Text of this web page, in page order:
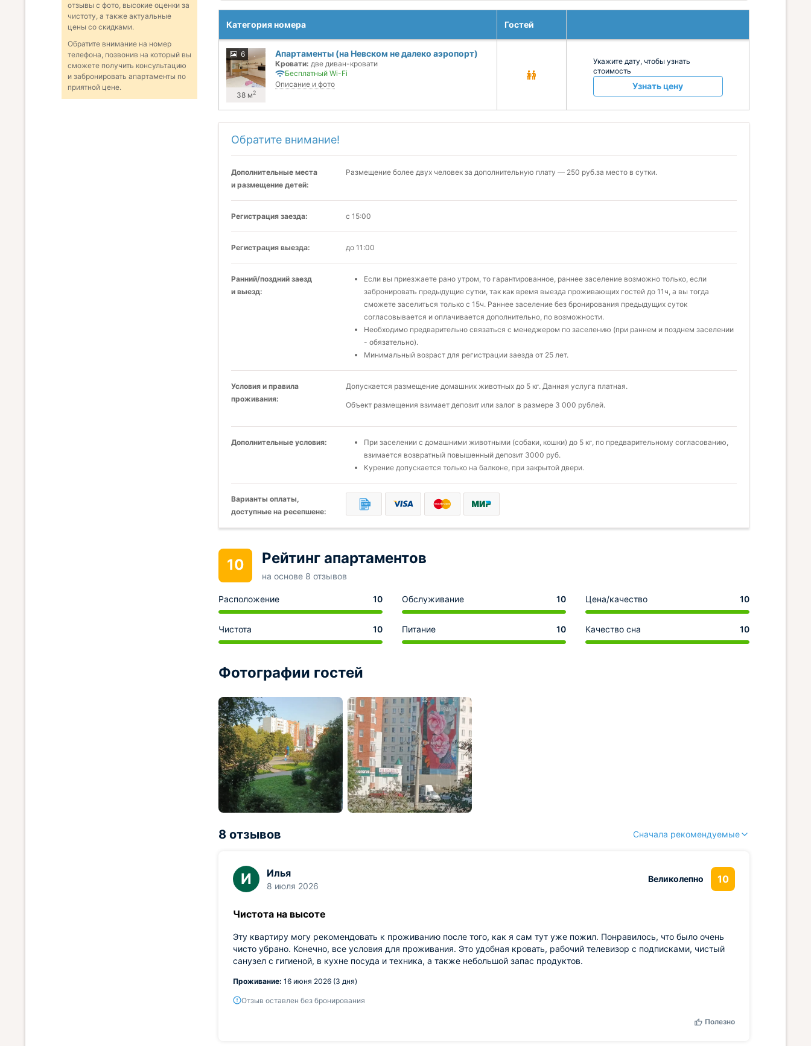
Категория номера Гостей
6
38 м2
Апартаменты (на Невском не далеко аэропорт)
Кровати: две диван-кровати
Бесплатный Wi-Fi
Описание и фото
Укажите дату, чтобы узнать
стоимость
Узнать цену
Обратите внимание!
Дополнительные места
и размещение детей:
Размещение более двух человек за дополнительную плату — 250 руб.за место в сутки.
Регистрация заезда: с 15:00
Регистрация выезда: до 11:00
Ранний/поздний заезд
и выезд:
Если вы приезжаете рано утром, то гарантированное, раннее заселение возможно только, если
забронировать предыдущие сутки, так как время выезда проживающих гостей до 11ч, а вы тогда
сможете заселиться только с 15ч. Раннее заселение без бронирования предыдущих суток
согласовывается и оплачивается дополнительно, по возможности.
Необходимо предварительно связаться с менеджером по заселению (при раннем и позднем заселении
- обязательно).
Минимальный возраст для регистрации заезда от 25 лет.
Условия и правила
проживания:
Допускается размещение домашних животных до 5 кг. Данная услуга платная.
Объект размещения взимает депозит или залог в размере 3 000 рублей.
Дополнительные условия:
При заселении с домашними животными (собаки, кошки) до 5 кг, по предварительному согласованию,
взимается возвратный повышенный депозит 3000 руб.
Курение допускается только на балконе, при закрытой двери.
Варианты оплаты,
доступные на ресепшене:
10 Рейтинг апартаментов
на основе 8 отзывов
Расположение 10 Обслуживание 10 Цена/качество 10
Чистота 10 Питание 10 Качество сна 10
Фотографии гостей
8 отзывов Сначала рекомендуемые
И Илья
8 июля 2026
Великолепно 10
Чистота на высоте
Эту квартиру могу рекомендовать к проживанию после того, как я сам тут уже пожил. Понравилось, что было очень
чисто убрано. Конечно, все условия для проживания. Это удобная кровать, рабочий телевизор с подписками, чистый
санузел с гигиеной, в кухне посуда и техника, а также небольшой запас продуктов.
Проживание: 16 июня 2026 (3 дня)
Отзыв оставлен без бронирования
Полезно
отзывы с фото, высокие оценки за
чистоту, а также актуальные
цены со скидками.
Обратите внимание на номер
телефона, позвонив на который вы
сможете получить консультацию
и забронировать апартаменты по
приятной цене.